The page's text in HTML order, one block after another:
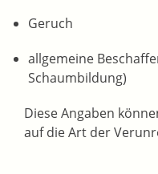
Geruch
allgemeine
Schaumbildung)
Diese Angaben
auf die Art der